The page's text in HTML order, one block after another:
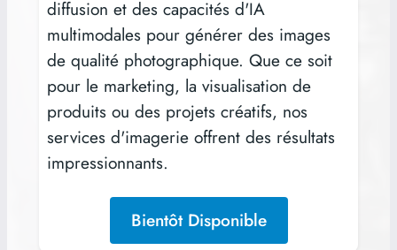
diffusion et des capacités d'IA
multimodales pour générer des images
de qualité photographique. Que ce soit
pour le marketing, la visualisation de
produits ou des projets créatifs, nos
services d'imagerie offrent des résultats
impressionnants.
Bientôt Disponible